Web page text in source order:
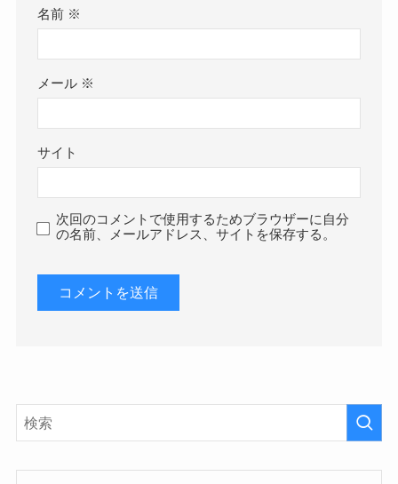
名前 ※
メール ※
サイト
次回のコメントで使用するためブラウザーに自分
の名前、メールアドレス、サイトを保存する。